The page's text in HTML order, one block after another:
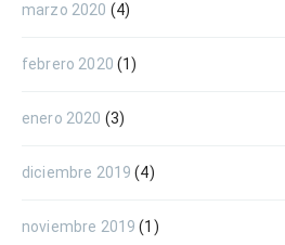
marzo 2020 (4)
febrero 2020 (1)
enero 2020 (3)
diciembre 2019 (4)
noviembre 2019 (1)